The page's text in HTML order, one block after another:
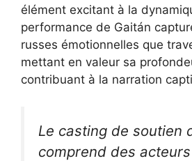
élément excitant à la
performance de Gaitán
russes émotionnelles que
mettant en valeur sa
contribuant à la narration
Le casting de soutien
comprend des